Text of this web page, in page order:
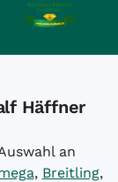
Häffner
an
, Breitling,